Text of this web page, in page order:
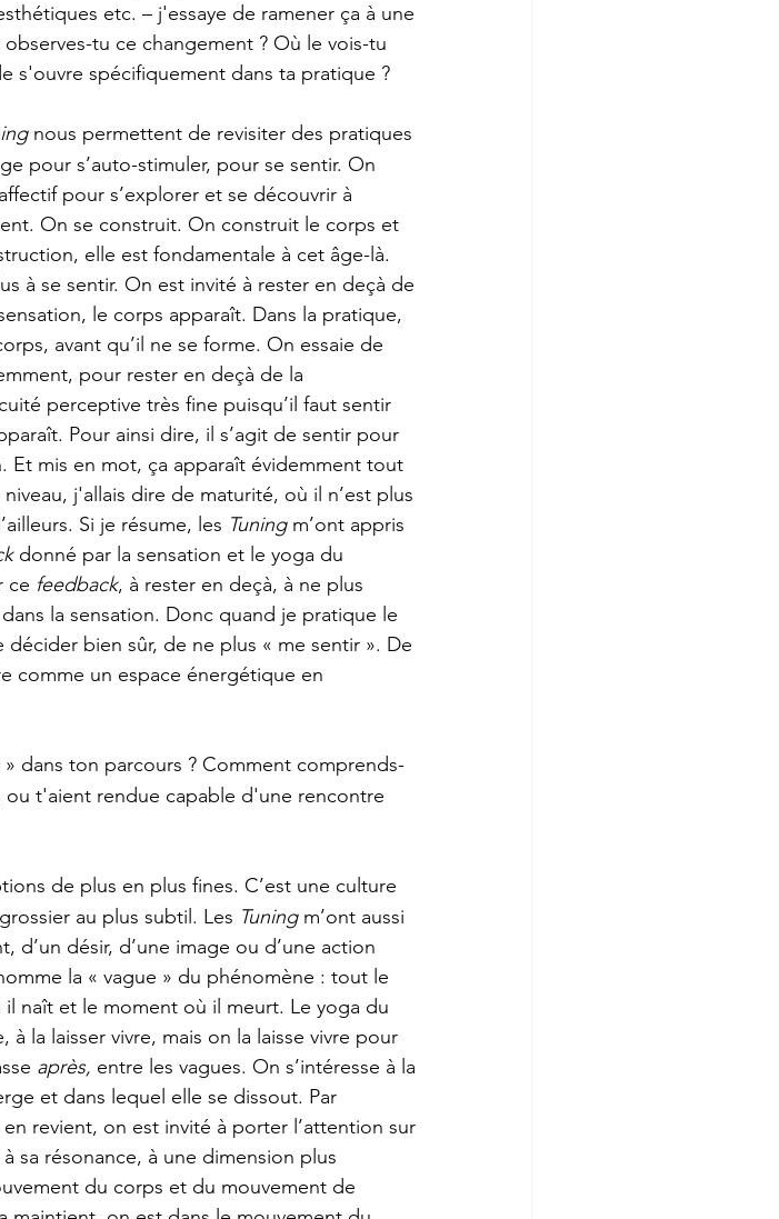
etc. – j'essaye de ramener ça à une
tu ce changement ? Où le vois-tu
s'ouvre spécifiquement dans ta pratique ?
nous permettent de revisiter des pratiques
pour s’auto-stimuler, pour se sentir. On
pour s’explorer et se découvrir à
On se construit. On construit le corps et
elle est fondamentale à cet âge-là.
à se sentir. On est invité à rester en deçà de
le corps apparaît. Dans la pratique,
avant qu’il ne se forme. On essaie de
pour rester en deçà de la
perceptive très fine puisqu’il faut sentir
Pour ainsi dire, il s’agit de sentir pour
Et mis en mot, ça apparaît évidemment tout
j'allais dire de maturité, où il n’est plus
Si je résume, les Tuning m’ont appris
donné par la sensation et le yoga du
ce feedback, à rester en deçà, à ne plus
la sensation. Donc quand je pratique le
décider bien sûr, de ne plus « me sentir ». De
comme un espace énergétique en
dans ton parcours ? Comment comprends-
t'aient rendue capable d'une rencontre
de plus en plus fines. C’est une culture
au plus subtil. Les Tuning m’ont aussi
d’un désir, d’une image ou d’une action
la « vague » du phénomène : tout le
naît et le moment où il meurt. Le yoga du
la laisser vivre, mais on la laisse vivre pour
après, entre les vagues. On s’intéresse à la
et dans lequel elle se dissout. Par
revient, on est invité à porter l’attention sur
sa résonance, à une dimension plus
du corps et du mouvement de